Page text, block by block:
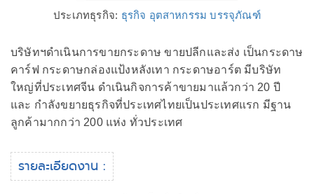
ประเภทธุรกิจ: ธุรกิจ อุตสาหกรรม บรรจุภัณฑ์
บริษัทฯดำเนินการขายกระดาษ ขายปลีกและส่ง เป็นกระดาษ
คาร์ฟ กระดาษกล่องแป้งหลังเทา กระดาษอาร์ต มีบริษัท
ใหญ่ที่ประเทศจีน ดำเนินกิจการค้าขายมาแล้วกว่า 20 ปี
และ กำลังขยายธุรกิจที่ประเทศไทยเป็นประเทศแรก มีฐาน
ลูกค้ามากกว่า 200 แห่ง ทั่วประเทศ
รายละเอียดงาน :